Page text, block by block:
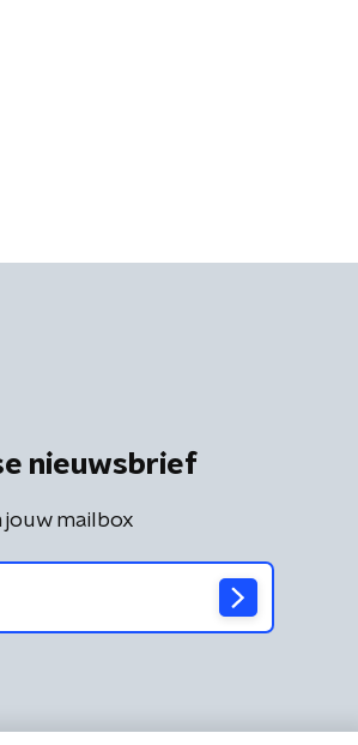
nieuwsbrief
jouw mailbox